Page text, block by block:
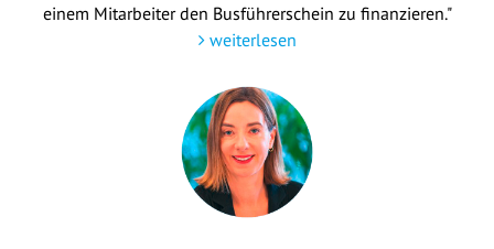
einem Mitarbeiter den Busführerschein zu finanzieren."
weiterlesen